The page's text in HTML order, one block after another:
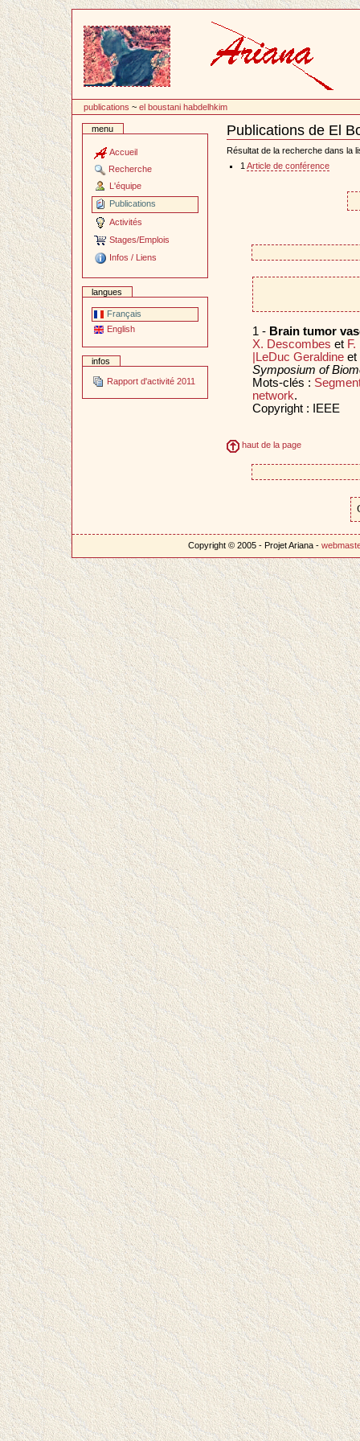
contenu
publications ~el boustani habdelhkim
menu
Accueil
Recherche
L'équipe
Publications
Activités
Stages/Emplois
Infos / Liens
langues
Français
English
infos
Rapport d'activité 2011
Publications de El
Document
Actions
Résultat de la recherche dans la
1 Article de conférence
1 - Brain tumor
X. Descombes et F.
|LeDuc Geraldineet
Symposium of
Mots-clés :
network.
Copyright : IEEE
haut de la page
Copyright © 2005 - Projet Ariana -